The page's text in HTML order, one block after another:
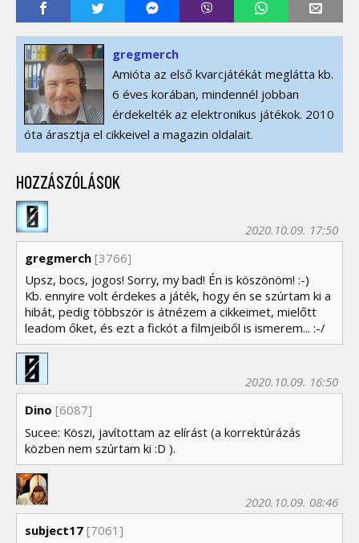
gregmerch
Amióta az első kvarcjátékát meglátta kb.
6 éves korában, mindennél jobban
érdekelték az elektronikus játékok. 2010
óta árasztja el cikkeivel a magazin oldalait.
HOZZÁSZÓLÁSOK
gregmerch
2020.10.09. 17:50
[3766]
Upsz, bocs, jogos! Sorry, my bad! Én is köszönöm! :-)
Kb. ennyire volt érdekes a játék, hogy én se szúrtam ki a
hibát, pedig többször is átnézem a cikkeimet, mielőtt
leadom őket, és ezt a fickót a filmjeiből is ismerem... :-/
Dino
2020.10.09. 16:50
[6087]
Sucee: Köszi, javítottam az elírást (a korrektúrázás
közben nem szúrtam ki :D ).
subject17
2020.10.09. 08:46
[7061]